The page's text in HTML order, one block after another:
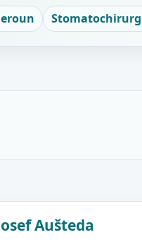
Aušteda